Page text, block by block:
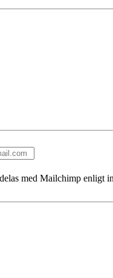
med Mailchimp enligt